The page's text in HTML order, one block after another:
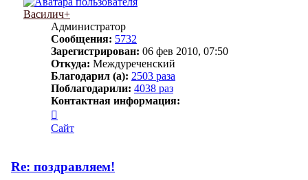
Василич+
Администратор
Сообщения: 5732
Зарегистрирован: 06 фев 2010, 07:50
Откуда: Междуреченский
Благодарил (а): 2503 раза
Поблагодарили: 4038 раз
Контактная информация:
информация
пользователя
Сайт
Re: поздравляем!